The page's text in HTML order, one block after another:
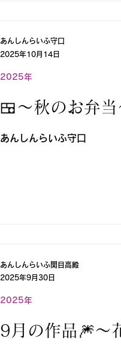
🍱～秋のお弁
あんしんらいふ守口
2025年
あんしんらいふ守口
2025年10月14日
9月の作品🎆～
2025年
あんしんらいふ関目高殿
2025年9月30日